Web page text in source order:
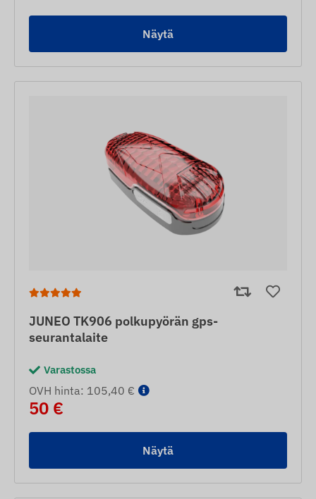
Näytä
JUNEO TK906 polkupyörän gps-
seurantalaite
Varastossa
OVH hinta: 105,40 €
50 €
Näytä